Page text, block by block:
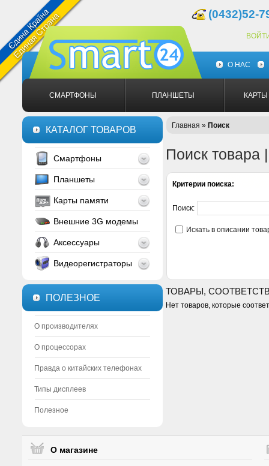
(0432)52-
О НАС
СМАРТФОНЫ ПЛАНШЕТЫ
КАТАЛОГ ТОВАРОВ
Смартфоны
Планшеты
Карты памяти
Внешние 3G модемы
Аксессуары
Видеорегистраторы
ПОЛЕЗНОЕ
О производителях
О процессорах
Правда о китайских телефонах
Типы дисплеев
Полезное
Главная » Поиск
Поиск товара
Критерии поиска:
Поиск:
Искать в описании
ТОВАРЫ,
Нет товаров, которые
О магазине